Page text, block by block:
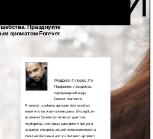
Празднуйте
ароматом Forever
Родриго Флорес-Ру
Парфюмер и создатель
парфюмерной воды
Forever Diamonds
Я хотел создать аромат для особых
моментов в жизни женщины. В «сердце»
аромата букет из нежных цветов
туберозы, которые раскроют яркую и
игривую сторону вашей женственности.
Теплые базовые нотки делают аромат